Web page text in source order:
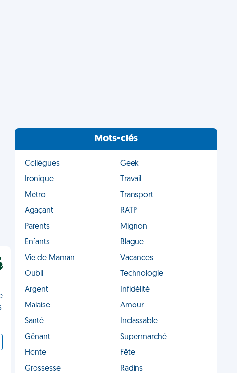
Mots-clés
Collègues
Geek
Ironique
Travail
Métro
Transport
Agaçant
RATP
Parents
Mignon
Enfants
Blague
Vie de Maman
Vacances
Oubli
Technologie
Argent
Infidélité
Malaise
Amour
Santé
Inclassable
Gênant
Supermarché
Honte
Fête
Grossesse
Radins